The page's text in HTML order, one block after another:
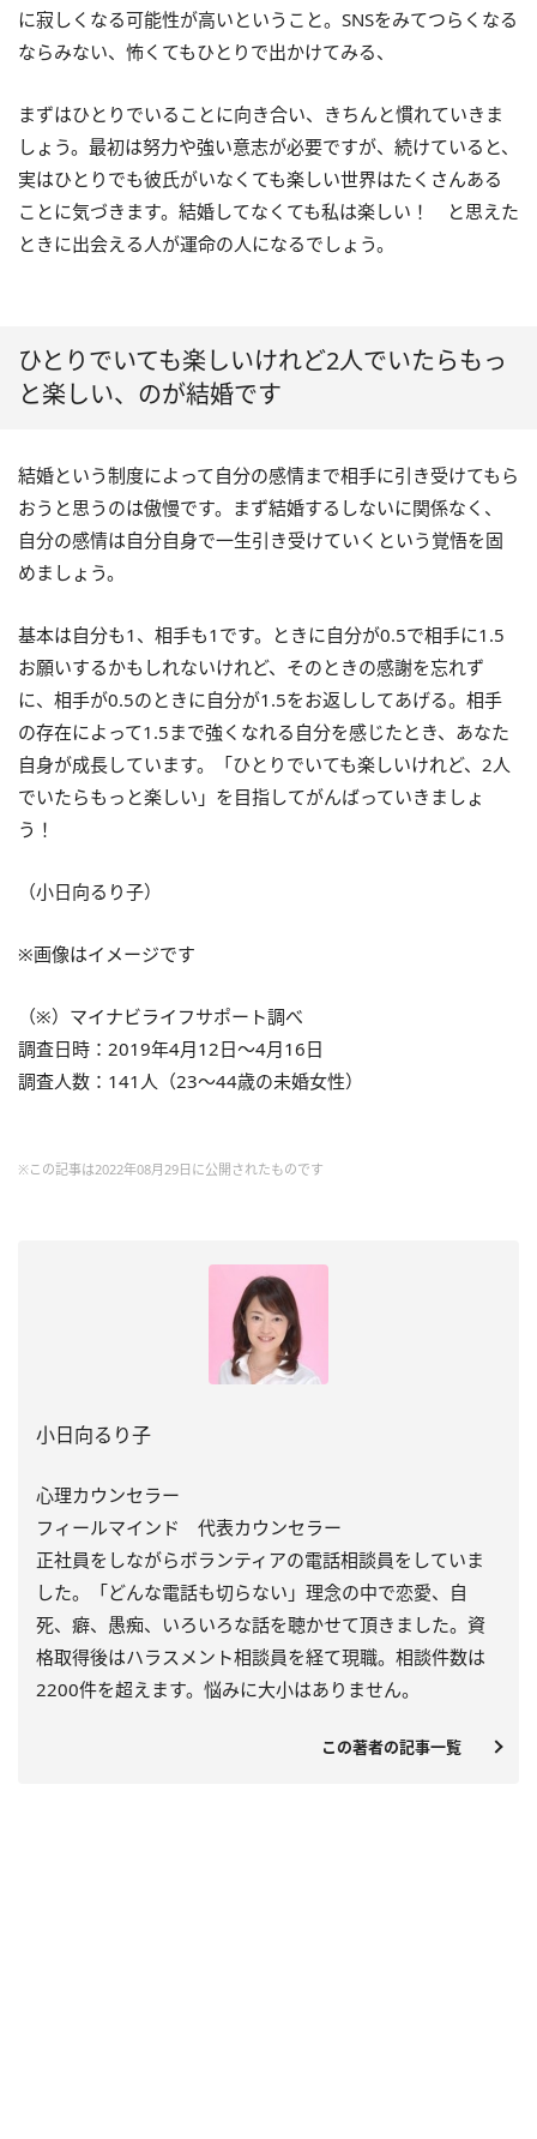
に寂しくなる可能性が高いということ。SNSをみてつらくなる
ならみない、怖くてもひとりで出かけてみる、
まずはひとりでいることに向き合い、きちんと慣れていきま
しょう。最初は努力や強い意志が必要ですが、続けていると、
実はひとりでも彼氏がいなくても楽しい世界はたくさんある
ことに気づきます。結婚してなくても私は楽しい！ と思えた
ときに出会える人が運命の人になるでしょう。
ひとりでいても楽しいけれど2人でいたらもっ
と楽しい、のが結婚です
結婚という制度によって自分の感情まで相手に引き受けてもら
おうと思うのは傲慢です。まず結婚するしないに関係なく、
自分の感情は自分自身で一生引き受けていくという覚悟を固
めましょう。
基本は自分も1、相手も1です。ときに自分が0.5で相手に1.5
お願いするかもしれないけれど、そのときの感謝を忘れず
に、相手が0.5のときに自分が1.5をお返ししてあげる。相手
の存在によって1.5まで強くなれる自分を感じたとき、あなた
自身が成長しています。「ひとりでいても楽しいけれど、2人
でいたらもっと楽しい」を目指してがんばっていきましょ
う！
（小日向るり子）
※画像はイメージです
（※）マイナビライフサポート調べ
調査日時：2019年4月12日～4月16日
調査人数：141人（23～44歳の未婚女性）
※この記事は2022年08月29日に公開されたものです
小日向るり子
心理カウンセラー
フィールマインド 代表カウンセラー
正社員をしながらボランティアの電話相談員をしていま
した。「どんな電話も切らない」理念の中で恋愛、自
死、癖、愚痴、いろいろな話を聴かせて頂きました。資
格取得後はハラスメント相談員を経て現職。相談件数は
2200件を超えます。悩みに大小はありません。
この著者の記事一覧